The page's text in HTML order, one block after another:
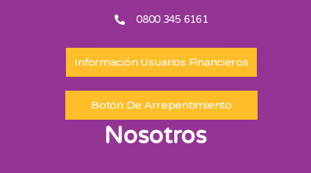
0800 345 6161
Información Usuarios Financieros
Botón De Arrepentimiento
Nosotros